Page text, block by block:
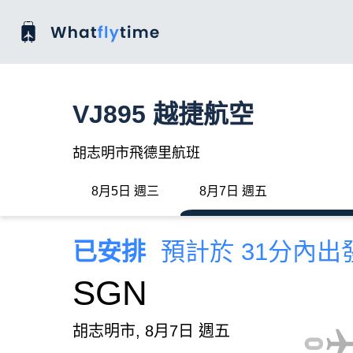
VJ895 越捷航空
胡志明市飛德里航班
8月5日 週三 8月7日 週五
已安排 預計於 31分內出
SGN
胡志明市, 8月7日 週五